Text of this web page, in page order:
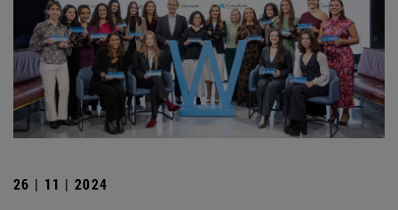
26 | 11 | 2024